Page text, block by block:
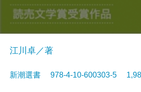
江川卓／著
新潮選書 978-4-10-600303-5